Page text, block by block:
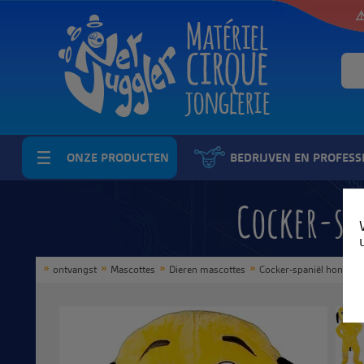
ONZE PRODUCTEN BEDRIJVEN EN
Cocker-
ontvangst Mascottes Dieren mascottes Cocker-spaniël